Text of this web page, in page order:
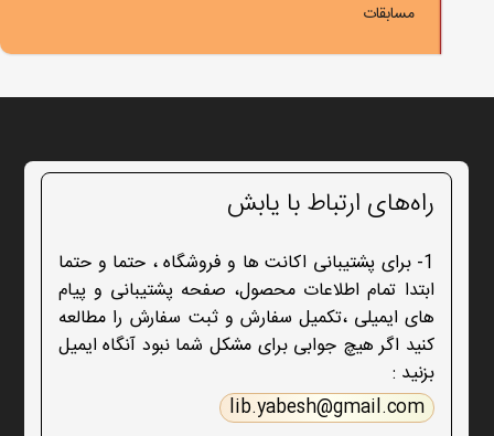
مسابقات
راه‌های ارتباط با یابش
1- برای پشتیبانی اکانت ها و فروشگاه ، حتما و حتما
ابتدا تمام اطلاعات محصول، صفحه پشتیبانی و پیام
های ایمیلی ،تکمیل سفارش و ثبت سفارش را مطالعه
کنید اگر هیچ جوابی برای مشکل شما نبود آنگاه ایمیل
بزنید :
lib.yabesh@gmail.com